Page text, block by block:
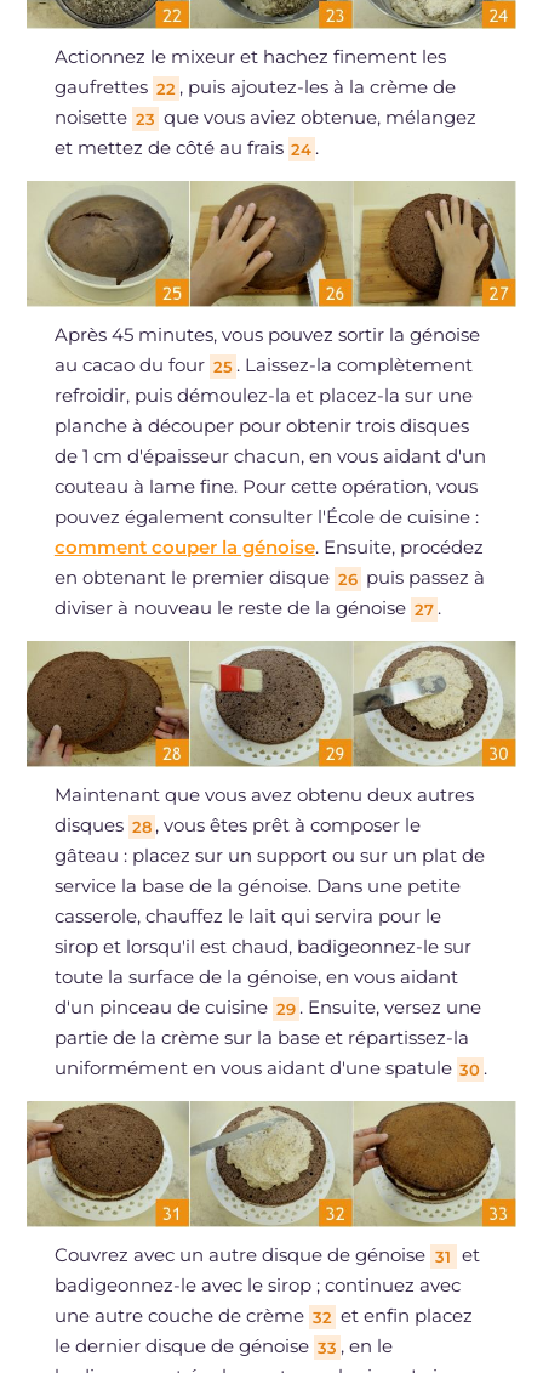
Actionnez le mixeur et hachez finement les
gaufrettes 22 , puis ajoutez-les à la crème de
noisette 23 que vous aviez obtenue, mélangez
et mettez de côté au frais 24 .
Après 45 minutes, vous pouvez sortir la génoise
au cacao du four 25 . Laissez-la complètement
refroidir, puis démoulez-la et placez-la sur une
planche à découper pour obtenir trois disques
de 1 cm d'épaisseur chacun, en vous aidant d'un
couteau à lame fine. Pour cette opération, vous
pouvez également consulter l'École de cuisine :
comment couper la génoise. Ensuite, procédez
en obtenant le premier disque 26 puis passez à
diviser à nouveau le reste de la génoise 27 .
Maintenant que vous avez obtenu deux autres
disques 28 , vous êtes prêt à composer le
gâteau : placez sur un support ou sur un plat de
service la base de la génoise. Dans une petite
casserole, chauffez le lait qui servira pour le
sirop et lorsqu'il est chaud, badigeonnez-le sur
toute la surface de la génoise, en vous aidant
d'un pinceau de cuisine 29 . Ensuite, versez une
partie de la crème sur la base et répartissez-la
uniformément en vous aidant d'une spatule 30 .
Couvrez avec un autre disque de génoise 31
et
badigeonnez-le avec le sirop ; continuez avec
une autre couche de crème 32 et enfin placez
le dernier disque de génoise 33 , en le